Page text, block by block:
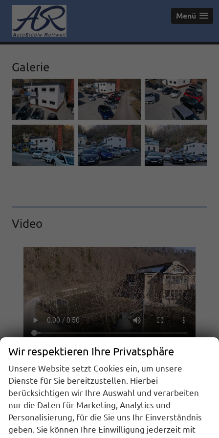
Menü
Galerie
Video
ÖFFNUNGSZEITEN
Montag bis Freitag:
09:00 - 18:00
Wir respektieren Ihre Privatsphäre
Unsere Website setzt Cookies ein, um unsere
Dienste für Sie bereitzustellen. Hierbei
berücksichtigen wir Ihre Auswahl und verarbeiten
nur die Daten für Marketing, Analytics und
Personalisierung, für die Sie uns Ihr Einverständnis
geben. Sie können Ihre Einwilligung jederzeit mit